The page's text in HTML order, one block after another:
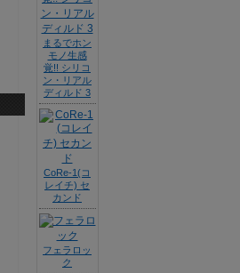
まるでホン
モノ生感
覚!! シリコ
ン・リアル
ディルド 3
CoRe-1(コ
レイチ) セ
カンド
フェラロッ
ク